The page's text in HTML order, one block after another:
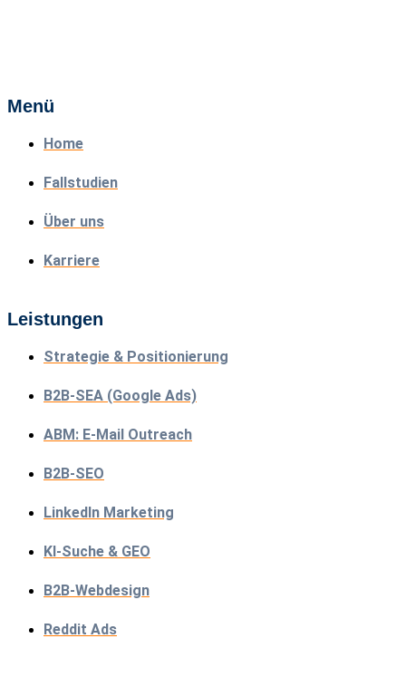
Menü
Home
Fallstudien
Über uns
Karriere
Leistungen
Strategie & Positionierung
B2B-SEA (Google Ads)
ABM: E-Mail Outreach
B2B-SEO
LinkedIn Marketing
KI-Suche & GEO
B2B-Webdesign
Reddit Ads